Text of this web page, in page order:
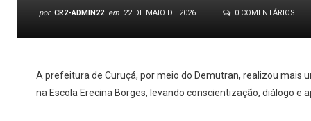
por CR2-ADMIN22 em 22 DE MAIO DE 2026 0 COMENTÁRIOS
A prefeitura de Curuçá, por meio do Demutran, realizou mais
na Escola Erecina Borges, levando conscientização, diálogo e